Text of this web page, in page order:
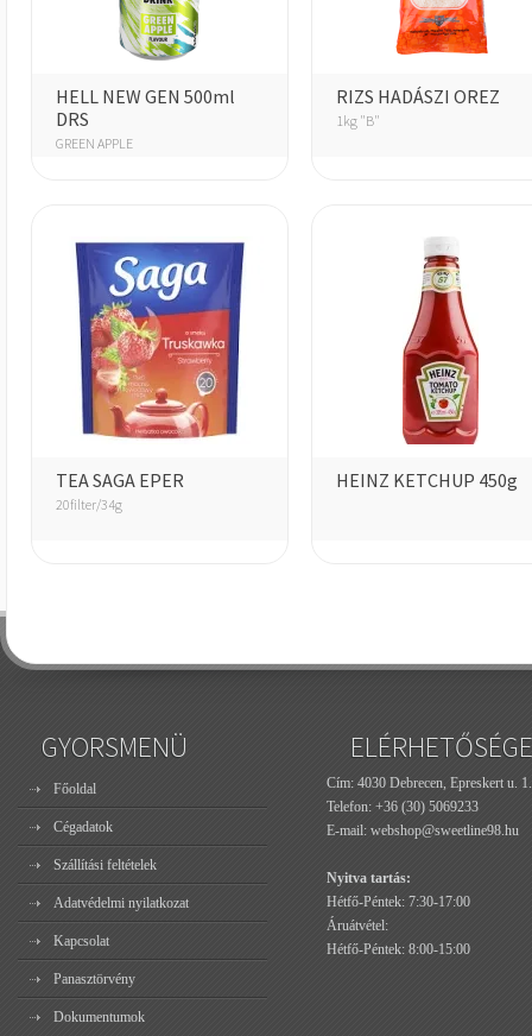
HELL NEW GEN 500ml
DRS
GREEN APPLE
RIZS HADÁSZI OREZ
1kg "B"
TEA SAGA EPER
20filter/34g
HEINZ KETCHUP 450g
GYORSMENÜ
Főoldal
Cégadatok
Szállítási feltételek
Adatvédelmi nyilatkozat
Kapcsolat
Panasztörvény
Dokumentumok
Cím: 4030 Debrecen, Epreskert u. 1.
Telefon: +36 (30) 5069233
E-mail: webshop@sweetline98.hu
Nyitva tartás:
Hétfő-Péntek: 7:30-17:00
Áruátvétel:
Hétfő-Péntek: 8:00-15:00